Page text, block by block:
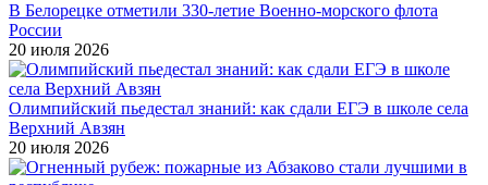
В Белорецке отметили 330-летие Военно-морского флота
России
20 июля 2026
Олимпийский пьедестал знаний: как сдали ЕГЭ в школе села
Верхний Авзян
20 июля 2026